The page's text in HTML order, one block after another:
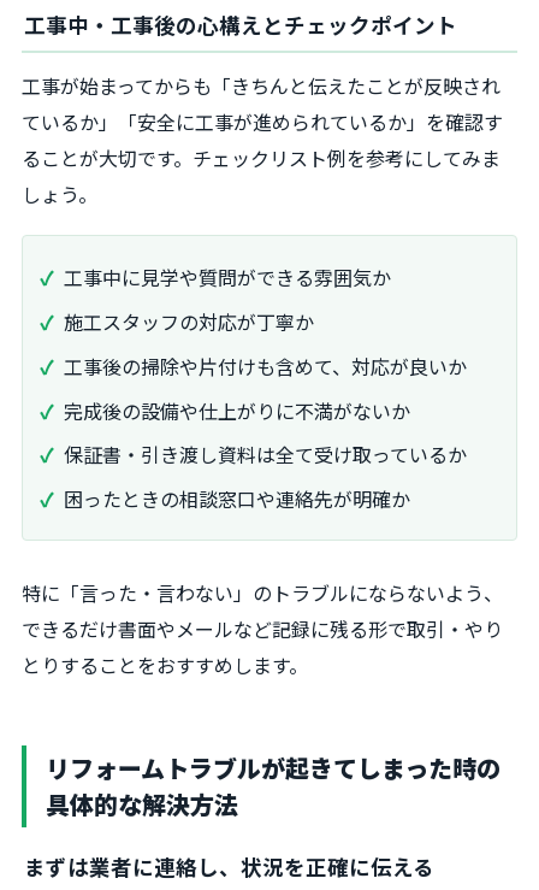
工事中・工事後の心構えとチェックポイント
工事が始まってからも「きちんと伝えたことが反映され
ているか」「安全に工事が進められているか」を確認す
ることが大切です。チェックリスト例を参考にしてみま
しょう。
工事中に見学や質問ができる雰囲気か
施工スタッフの対応が丁寧か
工事後の掃除や片付けも含めて、対応が良いか
完成後の設備や仕上がりに不満がないか
保証書・引き渡し資料は全て受け取っているか
困ったときの相談窓口や連絡先が明確か
特に「言った・言わない」のトラブルにならないよう、
できるだけ書面やメールなど記録に残る形で取引・やり
とりすることをおすすめします。
リフォームトラブルが起きてしまった時の
具体的な解決方法
まずは業者に連絡し、状況を正確に伝える